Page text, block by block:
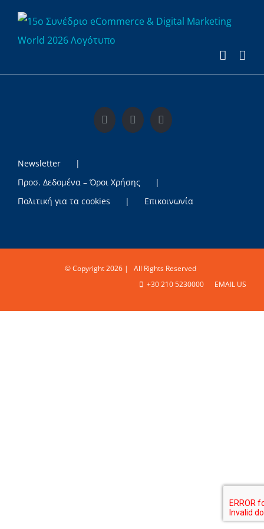
Μετάβαση
περιεχόμενο
Newsletter
Προσ. Δεδομένα – Όροι Χρήσης
Πολιτική για τα cookies
Επικοινωνία
© Copyright2026 | All Rights Reserved
+30 210 5230000
EMAIL US